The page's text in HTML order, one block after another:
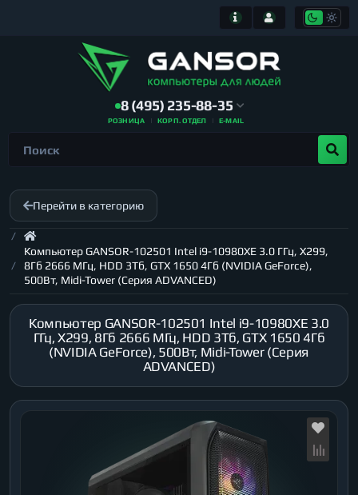
8 (495) 235-88-35
РОЗНИЦА КОРП. ОТДЕЛ E-MAIL
Перейти в категорию
Компьютер GANSOR-102501 Intel i9-10980XE 3.0 ГГц, X299,
8Гб 2666 МГц, HDD 3Тб, GTX 1650 4Гб (NVIDIA GeForce),
500Вт, Midi-Tower (Серия ADVANCED)
Компьютер GANSOR-102501 Intel i9-10980XE 3.0
ГГц, X299, 8Гб 2666 МГц, HDD 3Тб, GTX 1650 4Гб
(NVIDIA GeForce), 500Вт, Midi-Tower (Серия
ADVANCED)